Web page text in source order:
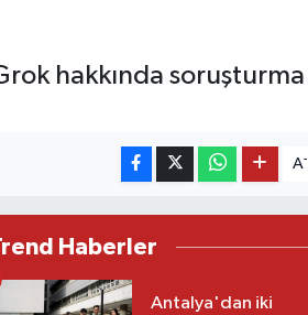
hakkında soruşturma
A-
Haberler
Antalya'dan iki